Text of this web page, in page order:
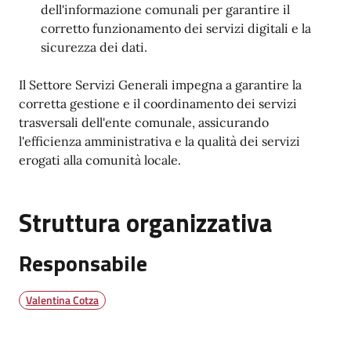
dell'informazione comunali per garantire il
corretto funzionamento dei servizi digitali e la
sicurezza dei dati.
Il Settore Servizi Generali impegna a garantire la
corretta gestione e il coordinamento dei servizi
trasversali dell'ente comunale, assicurando
l'efficienza amministrativa e la qualità dei servizi
erogati alla comunità locale.
Struttura organizzativa
Responsabile
Valentina Cotza